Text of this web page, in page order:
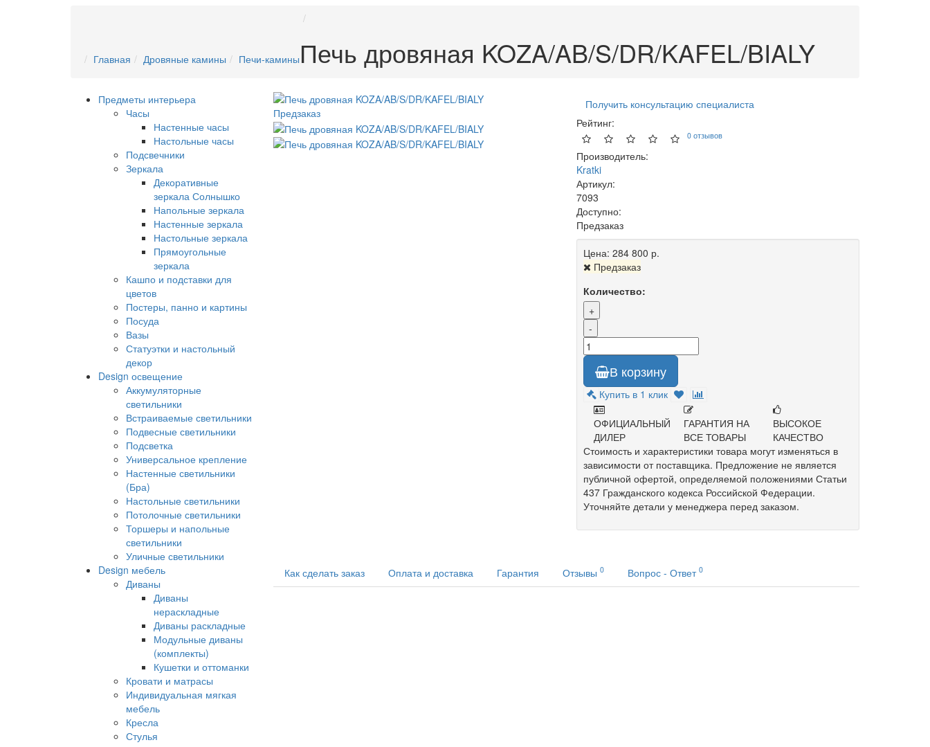
Главная Дровяные камины Печи-камины Печь дровяная KOZA/AB/S/DR/KAFEL/BIALY
Предметы интерьера
Часы
Настенные часы
Настольные часы
Подсвечники
Зеркала
Декоративные
зеркала Солнышко
Напольные зеркала
Настенные зеркала
Настольные зеркала
Прямоугольные
зеркала
Кашпо и подставки для
цветов
Постеры, панно и картины
Посуда
Вазы
Статуэтки и настольный
декор
Design освещение
Аккумуляторные
светильники
Встраиваемые светильники
Подвесные светильники
Подсветка
Универсальное крепление
Настенные светильники
(Бра)
Настольные светильники
Потолочные светильники
Торшеры и напольные
светильники
Уличные светильники
Design мебель
Диваны
Диваны
нераскладные
Диваны раскладные
Модульные диваны
(комплекты)
Кушетки и оттоманки
Кровати и матрасы
Индивидуальная мягкая
мебель
Кресла
Стулья
Предзаказ
Получить консультацию специалиста
Рейтинг:
0 отзывов
Производитель:
Kratki
Артикул:
7093
Доступно:
Предзаказ
Цена: 284 800 р.
Предзаказ
Количество:
+
-
В корзину
Купить в 1 клик
ОФИЦИАЛЬНЫЙ
ДИЛЕР
ГАРАНТИЯ НА
ВСЕ ТОВАРЫ
ВЫСОКОЕ
КАЧЕСТВО
Стоимость и характеристики товара могут изменяться в
зависимости от поставщика. Предложение не является
публичной офертой, определяемой положениями Статьи
437 Гражданского кодекса Российской Федерации.
Уточняйте детали у менеджера перед заказом.
Как сделать заказ Оплата и доставка Гарантия Отзывы 0 Вопрос - Ответ 0